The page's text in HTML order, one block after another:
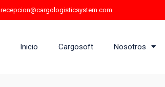
recepcion@cargologisticsystem.com
Inicio Cargosoft Nosotros